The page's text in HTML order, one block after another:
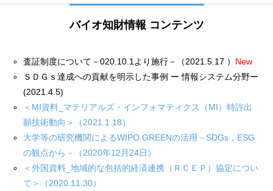
バイオ知財情報 コンテンツ
査証制度について－020.10.1より施行－（2021.5.17 ） New
ＳＤＧｓ達成への貢献を明示した事例 ー 情報システム分野ー
(2021.4.5)
＜MI資料_マテリアルズ・インフォマティクス（MI）特許出
願技術動向＞（2021.1.18）
大学等の研究機関によるWIPO GREENの活用－SDGs，ESG
の観点から－（2020年12月24日）
＜外国資料_地域的な包括的経済連携（ＲＣＥＰ）協定につい
て＞（2020.11.30）